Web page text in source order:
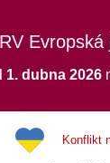
1. dubna 2026
Konflikt